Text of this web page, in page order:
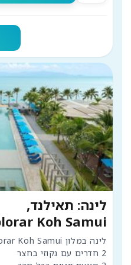
לינה: תאילנד,
Koh Samui